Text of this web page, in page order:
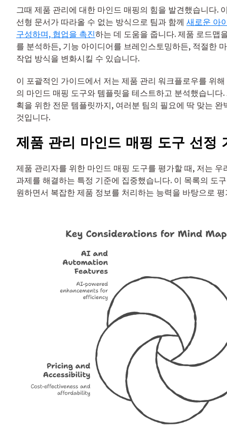
그때 제품 관리에 대한 마인드 매핑의 힘을 발견했습니다.
선형 문서가 따라올 수 없는 방식으로 팀과 함께 새로운 아
구성하며, 협업을 촉진하는 데 도움을 줍니다. 제품 로드맵
를 분석하든, 기능 아이디어를 브레인스토밍하든, 적절한
작업 방식을 변화시킬 수 있습니다.
이 포괄적인 가이드에서 저는 제품 관리 워크플로우를 위
의 마인드 매핑 도구와 템플릿을 테스트하고 분석했습니
획을 위한 전문 템플릿까지, 여러분 팀의 필요에 딱 맞는
것입니다.
제품 관리 마인드 매핑 도구 선정
제품 관리자를 위한 마인드 매핑 도구를 평가할 때, 저는
과제를 해결하는 특정 기준에 집중했습니다. 이 목록의 도
원하면서 복잡한 제품 정보를 처리하는 능력을 바탕으로